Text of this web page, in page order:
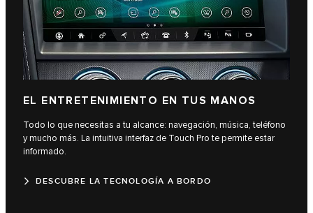
EL ENTRETENIMIENTO EN TUS MANOS
Todo lo que necesitas a tu alcance: navegación, música, teléfono
y mucho más. La intuitiva interfaz de Touch Pro te permite estar
informado.
DESCUBRE LA TECNOLOGÍA A BORDO